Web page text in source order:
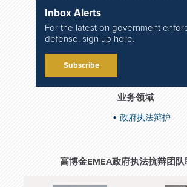
Inbox Alerts
For the latest on government
defense, sign up here.
Subscribe
业务领域
政府执法辩护
高博金EMEA政府执法抗辩团队